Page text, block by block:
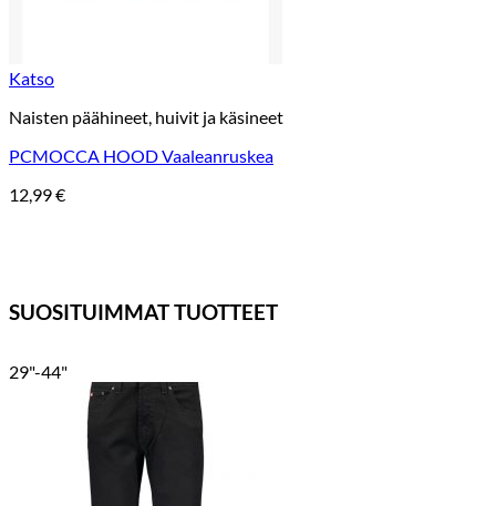
Katso
Naisten päähineet, huivit ja käsineet
PCMOCCA HOOD Vaaleanruskea
12,99€
SUOSITUIMMAT TUOTTEET
29"-44"